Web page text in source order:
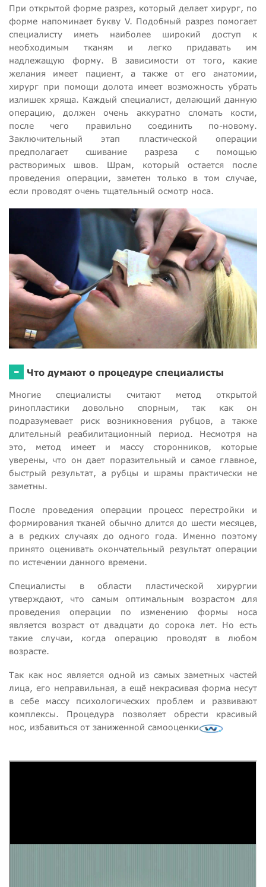
При открытой форме разрез, который делает хирург, по
форме напоминает букву V. Подобный разрез помогает
специалисту иметь наиболее широкий доступ к
необходимым тканям и легко придавать им
надлежащую форму. В зависимости от того, какие
желания имеет пациент, а также от его анатомии,
хирург при помощи долота имеет возможность убрать
излишек хряща. Каждый специалист, делающий данную
операцию, должен очень аккуратно сломать кости,
после чего правильно соединить по-новому.
Заключительный этап пластической операции
предполагает сшивание разреза с помощью
растворимых швов. Шрам, который остается после
проведения операции, заметен только в том случае,
если проводят очень тщательный осмотр носа.
- Что думают о процедуре специалисты
Многие специалисты считают метод открытой
ринопластики довольно спорным, так как он
подразумевает риск возникновения рубцов, а также
длительный реабилитационный период. Несмотря на
это, метод имеет и массу сторонников, которые
уверены, что он дает поразительный и самое главное,
быстрый результат, а рубцы и шрамы практически не
заметны.
После проведения операции процесс перестройки и
формирования тканей обычно длится до шести месяцев,
а в редких случаях до одного года. Именно поэтому
принято оценивать окончательный результат операции
по истечении данного времени.
Специалисты в области пластической хирургии
утверждают, что самым оптимальным возрастом для
проведения операции по изменению формы носа
является возраст от двадцати до сорока лет. Но есть
такие случаи, когда операцию проводят в любом
возрасте.
Так как нос является одной из самых заметных частей
лица, его неправильная, а ещё некрасивая форма несут
в себе массу психологических проблем и развивают
комплексы. Процедура позволяет обрести красивый
нос, избавиться от заниженной самооценки